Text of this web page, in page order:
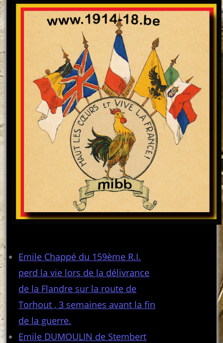
Emile Chappé du 159ème R.I.
perd la vie lors de la délivrance
de la Flandre sur la route de
Torhout , 3 semaines avant la fin
de la guerre.
Emile DUMOULIN de Stembert